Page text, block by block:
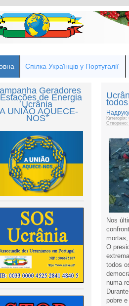
Спілка Українців у Португалії
Geradores
de Energia
Ucrânia
UNIÃO AQUECE-
NOS”
Створено:
Nos
O
todos
numa
pobre